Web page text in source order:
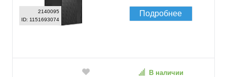
2140095
ID: 1151693074
Подробнее
В наличии